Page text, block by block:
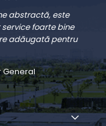
abstractă, este
foarte bine
adăugată pentru